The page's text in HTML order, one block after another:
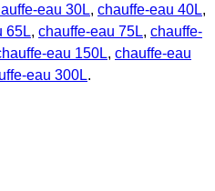
eau 30L, chauffe-eau 40L,
65L, chauffe-eau 75L, chauffe-
eau 150L, chauffe-eau
eau 300L.